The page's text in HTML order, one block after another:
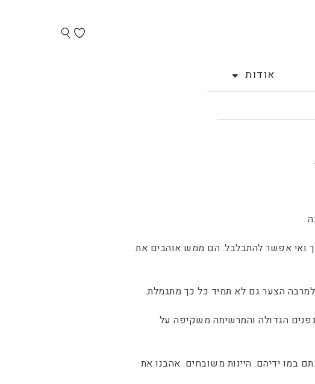
אודות
ואי אפשר להתבלבל. הם ממש אוהבים את
הצער גם לא תמיד כל כך מתגמלת.
הגדולה והמרשימה משקיפה על
במו ידיהם. היינות משובחים. אהבנו את